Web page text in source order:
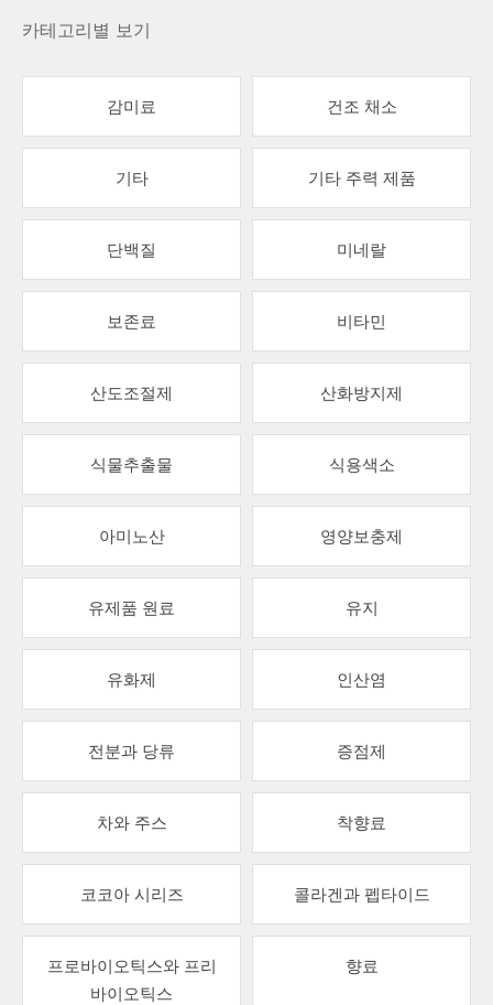
카테고리별 보기
감미료 건조 채소
기타 기타 주력 제품
단백질 미네랄
보존료 비타민
산도조절제 산화방지제
식물추출물 식용색소
아미노산 영양보충제
유제품 원료 유지
유화제 인산염
전분과 당류 증점제
차와 주스 착향료
코코아 시리즈 콜라겐과 펩타이드
프로바이오틱스와 프리
바이오틱스
향료